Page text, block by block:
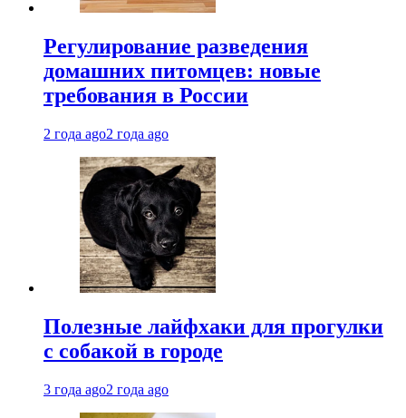
Регулирование разведения
домашних питомцев: новые
требования в России
2 года ago2 года ago
Полезные лайфхаки для прогулки
с собакой в городе
3 года ago2 года ago